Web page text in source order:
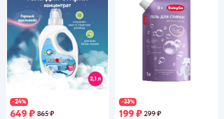
−24%
649 ₽ 865 ₽
−33%
199 ₽ 299 ₽